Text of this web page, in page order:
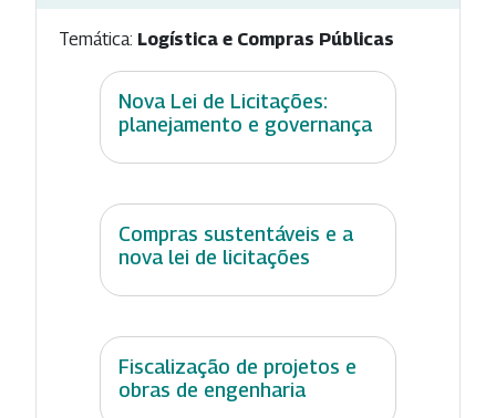
Temática: Logística e Compras Públicas
Nova Lei de Licitações:
planejamento e governança
Compras sustentáveis e a
nova lei de licitações
Fiscalização de projetos e
obras de engenharia